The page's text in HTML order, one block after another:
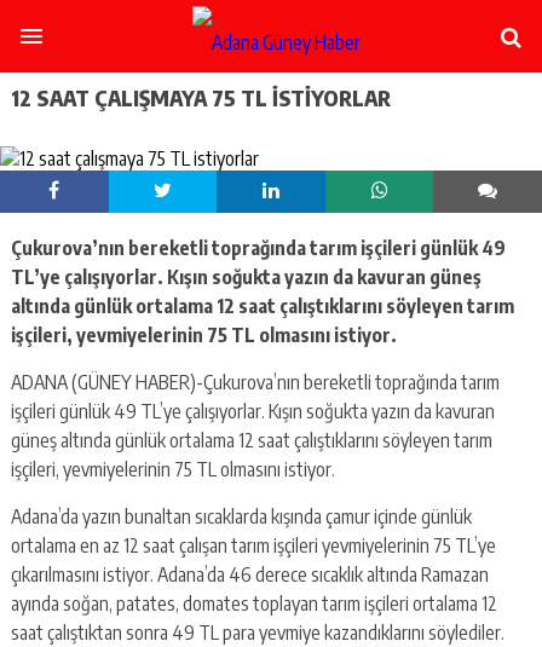
escort
ataşehir
escort
kadıköy
escort
ümraniye
escort
mecidiyeköy
escort
taksim
escort
beşiktaş
escort
kartal
escort
12 SAAT ÇALIŞMAYA 75 TL ISTIYORLAR
Çukurova’nın bereketli toprağında tarım işçileri günlük 49
TL’ye çalışıyorlar. Kışın soğukta yazın da kavuran güneş
altında günlük ortalama 12 saat çalıştıklarını söyleyen tarım
işçileri, yevmiyelerinin 75 TL olmasını istiyor.
ADANA (GÜNEY HABER)-Çukurova’nın bereketli toprağında tarım
işçileri günlük 49 TL’ye çalışıyorlar. Kışın soğukta yazın da kavuran
güneş altında günlük ortalama 12 saat çalıştıklarını söyleyen tarım
işçileri, yevmiyelerinin 75 TL olmasını istiyor.
Adana’da yazın bunaltan sıcaklarda kışında çamur içinde günlük
ortalama en az 12 saat çalışan tarım işçileri yevmiyelerinin 75 TL’ye
çıkarılmasını istiyor. Adana’da 46 derece sıcaklık altında Ramazan
ayında soğan, patates, domates toplayan tarım işçileri ortalama 12
saat çalıştıktan sonra 49 TL para yevmiye kazandıklarını söylediler.